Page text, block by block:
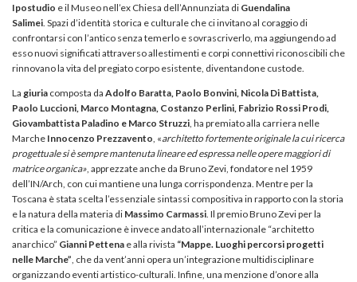
Ipostudio e il Museo nell’ex Chiesa dell’Annunziata di Guendalina
Salimei. Spazi d’identità storica e culturale che ci invitano al coraggio di
confrontarsi con l’antico senza temerlo e sovrascriverlo, ma aggiungendo ad
esso nuovi significati attraverso allestimenti e corpi connettivi riconoscibili che
rinnovano la vita del pregiato corpo esistente, diventandone custode.
La giuria composta da Adolfo Baratta, Paolo Bonvini, Nicola Di Battista,
Paolo Luccioni, Marco Montagna, Costanzo Perlini, Fabrizio Rossi Prodi,
Giovambattista Paladino e Marco Struzzi, ha premiato alla carriera nelle
Marche Innocenzo Prezzavento, «architetto fortemente originale la cui ricerca
progettuale si è sempre mantenuta lineare ed espressa nelle opere maggiori di
matrice organica», apprezzate anche da Bruno Zevi, fondatore nel 1959
dell’IN/Arch, con cui mantiene una lunga corrispondenza. Mentre per la
Toscana è stata scelta l’essenziale sintassi compositiva in rapporto con la storia
e la natura della materia di Massimo Carmassi. Il premio Bruno Zevi per la
critica e la comunicazione è invece andato all’internazionale “architetto
anarchico” Gianni Pettena e alla rivista “Mappe. Luoghi percorsi progetti
nelle Marche”, che da vent’anni opera un’integrazione multidisciplinare
organizzando eventi artistico-culturali. Infine, una menzione d’onore alla